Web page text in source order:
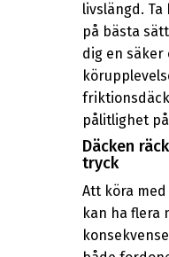
livslängd.
på bästa
dig en
pålitlighet
Däcken
tryck
Att köra
kan ha flera